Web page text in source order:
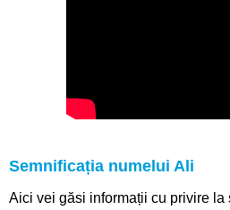
Semnificația numelui Ali
Aici vei găsi informații cu privire